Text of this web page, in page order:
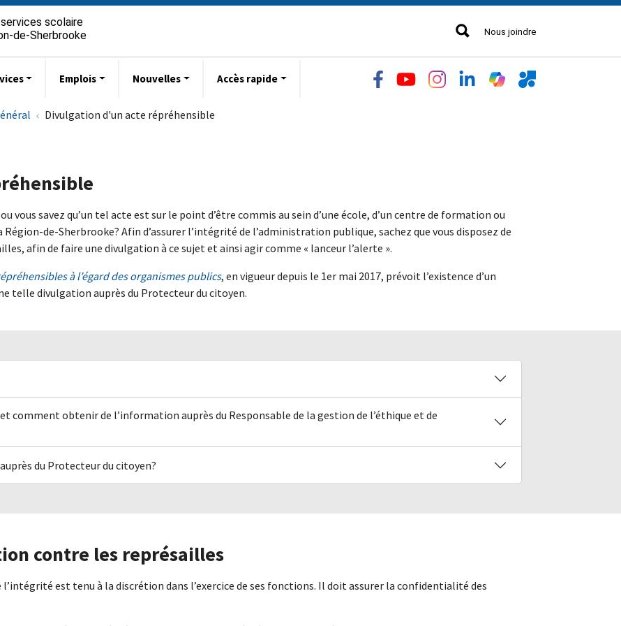
scolaire
de-Sherbrooke
Nous joindre
Emplois Nouvelles Accès rapide
Divulgation d'un acte répréhensible
vous savez qu’un tel acte est sur le point d’être commis au sein d’une école, d’un centre de formation ou
Région-de-Sherbrooke? Afin d’assurer l’intégrité de l’administration publique, sachez que vous disposez de
afin de faire une divulgation à ce sujet et ainsi agir comme « lanceur l’alerte ».
à l’égard des organismes publics, en vigueur depuis le 1er mai 2017, prévoit l’existence d’un
telle divulgation auprès du Protecteur du citoyen.
comment obtenir de l’information auprès du Responsable de la gestion de l’éthique et de
du Protecteur du citoyen?
contre les représailles
l’intégrité est tenu à la discrétion dans l’exercice de ses fonctions. Il doit assurer la confidentialité des